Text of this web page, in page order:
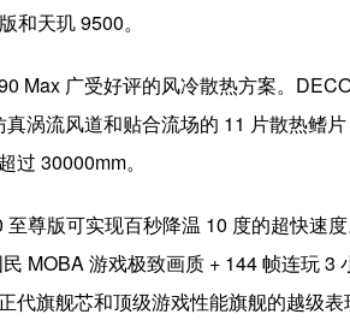
和天玑 9500。
Max 广受好评的风冷散热方案。
涡流风道和贴合流场的 11 片散热鳍
过 30000mm。
尊版可实现百秒降温 10 度的超快速
游戏极致画质 + 144 帧连玩 3
代旗舰芯和顶级游戏性能旗舰的越级表